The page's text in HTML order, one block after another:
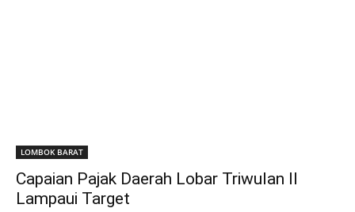
LOMBOK BARAT
Capaian Pajak Daerah Lobar Triwulan II
Lampaui Target